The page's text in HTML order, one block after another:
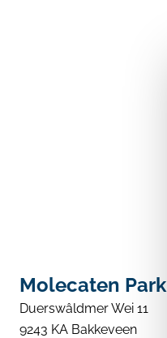
Molecaten
Duerswâldmer Wei 11
9243 KA Bakkeveen